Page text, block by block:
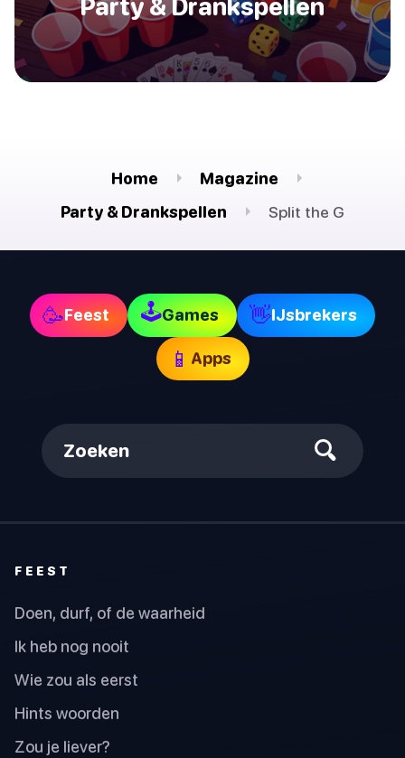
Party & Drankspellen
Home
Magazine
Party & Drankspellen
Split the G
🥳Feest 🕹Games 👋IJsbrekers
📱 Apps
Zoeken
FEEST
Doen, durf, of de waarheid
Ik heb nog nooit
Wie zou als eerst
Hints woorden
Zou je liever?